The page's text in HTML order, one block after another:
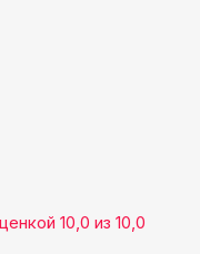
10,0 из 10,0